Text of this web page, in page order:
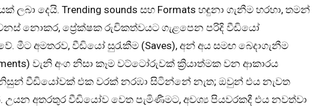
දෙයි. Trending sounds සහ Formats හඳුනා ගැනීම හරහා, තමන්
නොකර, ප්‍රේක්ෂක රුචිකත්වයට ගැළපෙන පරිදි වීඩියෝ
මීට අමතරව, වීඩියෝ සුරැකීම (Saves), අන් අය සමඟ බෙදාගැනීම
වැනි අංග නිසා කෑම වට්ටෝරුවක් ක්‍රියාත්මක වන ආකාරය
වීඩියෝවක් එක වරක් නරඹා සිටින්නේ නැත; ඔවුන් එය නැවත
අතරතුර වීඩියෝව වෙත පැමිණීමට, අවශ්‍ය පියවරකදී එය නවත්වා